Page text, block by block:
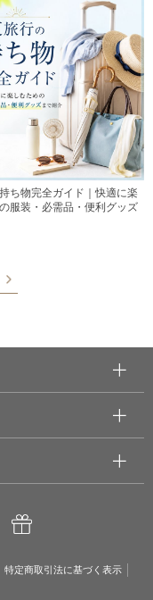
ち物完全ガイド｜快適に楽
服装・必需品・便利グッズ
特定商取引法に基づく表示